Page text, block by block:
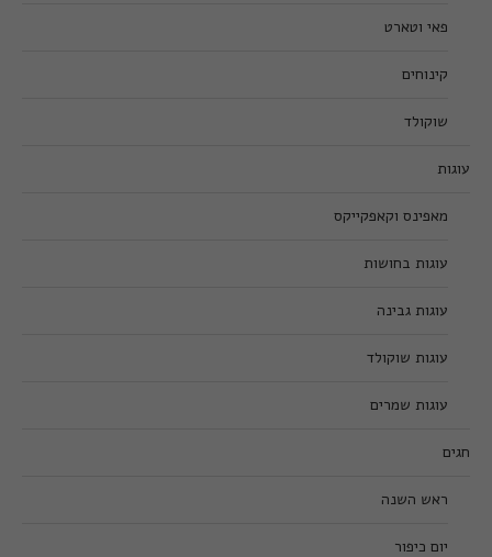
פאי וטארט
קינוחים
שוקולד
עוגות
מאפינס וקאפקייקס
עוגות בחושות
עוגות גבינה
עוגות שוקולד
עוגות שמרים
חגים
ראש השנה
יום כיפור